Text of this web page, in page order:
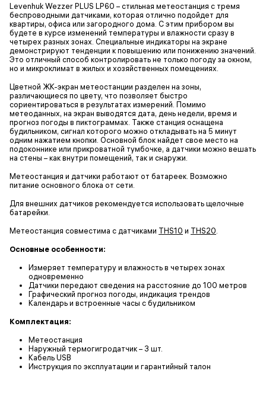
Levenhuk Wezzer PLUS LP60 – стильная метеостанция с тремя
беспроводными датчиками, которая отлично подойдет для
квартиры, офиса или загородного дома. С этим прибором вы
будете в курсе изменений температуры и влажности сразу в
четырех разных зонах. Специальные индикаторы на экране
демонстрируют тенденции к повышению или понижению значений.
Это отличный способ контролировать не только погоду за окном,
но и микроклимат в жилых и хозяйственных помещениях.
Цветной ЖК-экран метеостанции разделен на зоны,
различающиеся по цвету, что позволяет быстро
сориентироваться в результатах измерений. Помимо
метеоданных, на экран выводятся дата, день недели, время и
прогноз погоды в пиктограммах. Также станция оснащена
будильником, сигнал которого можно откладывать на 5 минут
одним нажатием кнопки. Основной блок найдет свое место на
подоконнике или прикроватной тумбочке, а датчики можно вешать
на стены – как внутри помещений, так и снаружи.
Метеостанция и датчики работают от батареек. Возможно
питание основного блока от сети.
Для внешних датчиков рекомендуется использовать щелочные
батарейки.
Метеостанция совместима с датчиками THS10 и THS20
Основные особенности:
Измеряет температуру и влажность в четырех зонах
одновременно
Датчики передают сведения на расстояние до 100 метров
Графический прогноз погоды, индикация трендов
Календарь и встроенные часы с будильником
Комплектация:
Метеостанция
Наружный термогигродатчик – 3 шт.
Кабель USB
Инструкция по эксплуатации и гарантийный талон